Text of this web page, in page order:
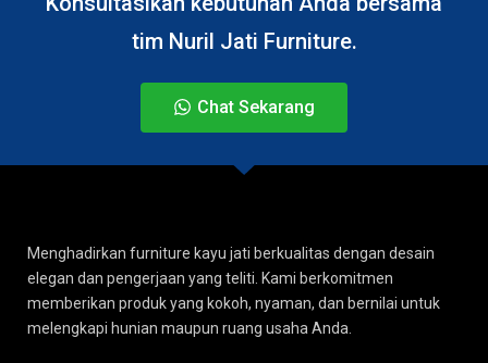
tim Nuril Jati Furniture.
Chat Sekarang
Menghadirkan furniture kayu jati berkualitas dengan desain
elegan dan pengerjaan yang teliti. Kami berkomitmen
memberikan produk yang kokoh, nyaman, dan bernilai untuk
melengkapi hunian maupun ruang usaha Anda.